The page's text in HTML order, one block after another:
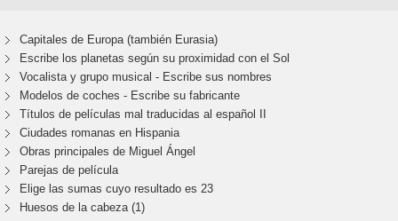
Capitales de Europa (también Eurasia)
Escribe los planetas según su proximidad con el Sol
Vocalista y grupo musical - Escribe sus nombres
Modelos de coches - Escribe su fabricante
Títulos de películas mal traducidas al español II
Ciudades romanas en Hispania
Obras principales de Miguel Ángel
Parejas de película
Elige las sumas cuyo resultado es 23
Huesos de la cabeza (1)